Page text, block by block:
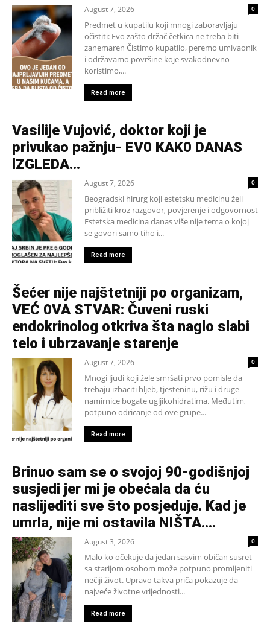
August 7, 2026 0
Predmet u kupatilu koji mnogi zaboravljaju
očistiti: Evo zašto držač četkica ne treba biti
zanemaren Čistimo kupatilo, peremo umivaonik
i održavamo površine koje svakodnevno
koristimo,...
Read more
Vasilije Vujović, doktor koji je
privukao pažnju- EV0 KAK0 DANAS
lZGLEDA…
August 7, 2026 0
Beogradski hirurg koji estetsku medicinu želi
približiti kroz razgovor, povjerenje i odgovornost
Estetska medicina danas više nije tema o kojoj
se govori samo tiho i...
Read more
Šećer nije najštetniji po organizam,
VEĆ 0VA STVAR: Čuveni ruski
endokrinolog otkriva šta naglo slabi
telo i ubrzavanje starenje
August 7, 2026 0
Mnogi ljudi koji žele smršati prvo pomisle da
trebaju izbaciti hljeb, tjesteninu, rižu i druge
namirnice bogate ugljikohidratima. Međutim,
potpuno odricanje od ove grupe...
Read more
Brinuo sam se o svojoj 90-godišnjoj
susjedi jer mi je obećala da ću
naslijediti sve što posjeduje. Kad je
umrla, nije mi ostavila NIŠTA....
August 3, 2026 0
Malo ko očekuje da jedan sasvim običan susret
sa starijom osobom može potpuno promijeniti
nečiji život. Upravo takva priča pokazuje da
najveće životne vrijednosti...
Read more